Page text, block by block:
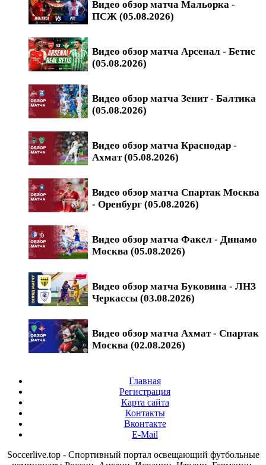
Видео обзор матча Мальорка -
ПСЖ (05.08.2026)
Видео обзор матча Арсенал - Бетис
(05.08.2026)
Видео обзор матча Зенит - Балтика
(05.08.2026)
Видео обзор матча Краснодар -
Ахмат (05.08.2026)
Видео обзор матча Спартак Москва
- Оренбург (05.08.2026)
Видео обзор матча Факел - Динамо
Москва (05.08.2026)
Видео обзор матча Буковина - ЛНЗ
Черкассы (03.08.2026)
Видео обзор матча Ахмат - Спартак
Москва (02.08.2026)
Главная
Регистрация
Карта сайта
Контакты
Вконтакте
E-Mail
Soccerlive.top - Спортивный портал освещающий футбольные